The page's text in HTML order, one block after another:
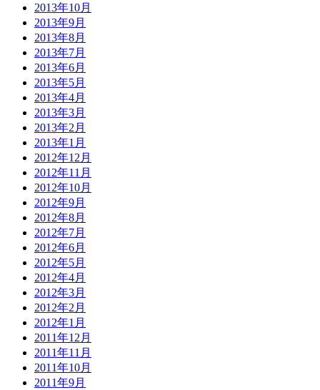
2013年10月
2013年9月
2013年8月
2013年7月
2013年6月
2013年5月
2013年4月
2013年3月
2013年2月
2013年1月
2012年12月
2012年11月
2012年10月
2012年9月
2012年8月
2012年7月
2012年6月
2012年5月
2012年4月
2012年3月
2012年2月
2012年1月
2011年12月
2011年11月
2011年10月
2011年9月